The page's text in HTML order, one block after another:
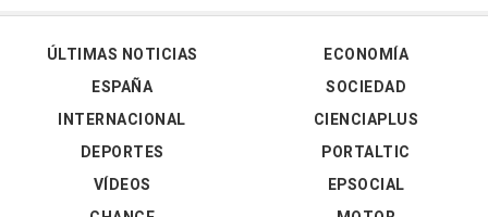
ÚLTIMAS NOTICIAS
ESPAÑA
INTERNACIONAL
DEPORTES
VÍDEOS
ECONOMÍA
SOCIEDAD
CIENCIAPLUS
PORTALTIC
EPSOCIAL